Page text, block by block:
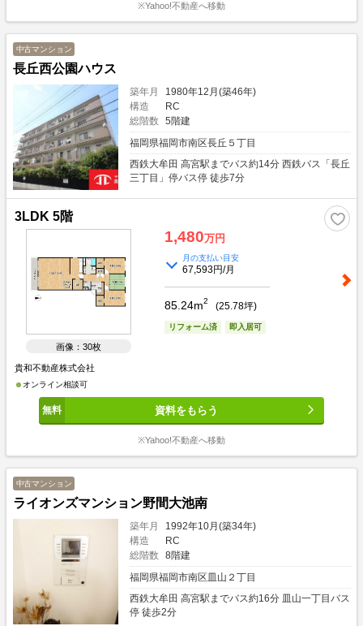
※Yahoo!不動産へ移動
中古マンション
長丘西公園ハウス
築年月
1980年12月(築46年)
構造
RC
総階数
5階建
福岡県福岡市南区長丘５丁目
西鉄大牟田 高宮駅までバス約14分 西鉄バス「長丘
三丁目」停バス停 徒歩7分
3LDK 5階
画像：30枚
1,480万円
月の支払い目安
67,593円/月
85.24m2 (25.78坪)
リフォーム済 即入居可
貴和不動産株式会社
オンライン相談可
資料をもらう
※Yahoo!不動産へ移動
中古マンション
ライオンズマンション野間大池南
築年月
1992年10月(築34年)
構造
RC
総階数
8階建
福岡県福岡市南区皿山２丁目
西鉄大牟田 高宮駅までバス約16分 皿山一丁目バス
停 徒歩2分